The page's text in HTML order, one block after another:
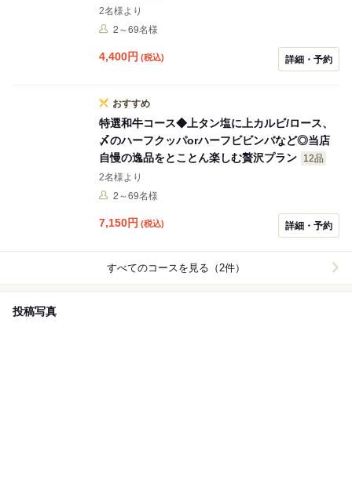
2名様より
2～69名様
4,400円 (税込) 詳細・予約
おすすめ
特選和牛コース◆上タン塩に上カルビ/ロース、
〆のハーフクッパorハーフビビンバなど◎当店
自慢の逸品をとことん楽しむ贅沢プラン
12品
2名様より
2～69名様
7,150円 (税込) 詳細・予約
すべてのコースを見る（2件）
投稿写真